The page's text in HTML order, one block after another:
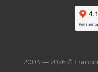
2004 — 2026 ©